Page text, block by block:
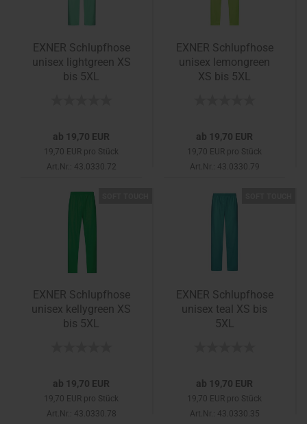
EXNER Schlupfhose
unisex lightgreen XS
bis 5XL
ab 19,70 EUR
19,70 EUR pro Stück
Art.Nr.: 43.0330.72
EXNER Schlupfhose
unisex lemongreen
XS bis 5XL
ab 19,70 EUR
19,70 EUR pro Stück
Art.Nr.: 43.0330.79
EXNER Schlupfhose
unisex kellygreen XS
bis 5XL
ab 19,70 EUR
19,70 EUR pro Stück
Art.Nr.: 43.0330.78
EXNER Schlupfhose
unisex teal XS bis
5XL
ab 19,70 EUR
19,70 EUR pro Stück
Art.Nr.: 43.0330.35